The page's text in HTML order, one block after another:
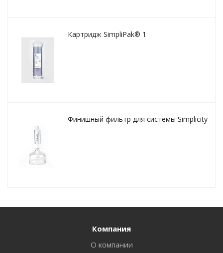
Картридж SimpliPak® 1
Финишный фильтр для системы Simplicity
Компания
О компании